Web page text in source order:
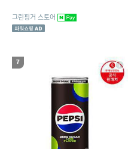
독티슈,유아,키즈,어린이
그린핑거 스토어
7